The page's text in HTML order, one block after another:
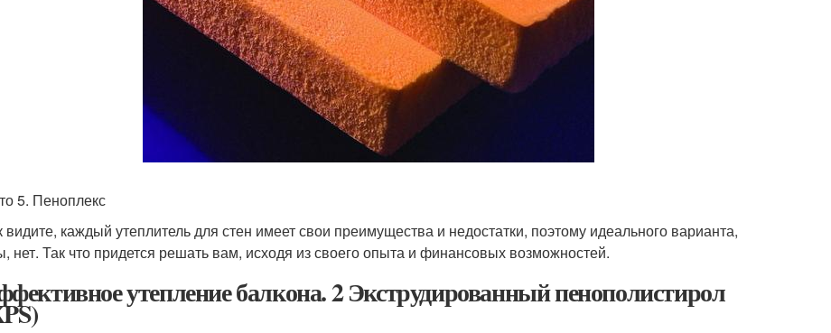
5. Пеноплекс
видите, каждый утеплитель для стен имеет свои преимущества и недостатки, поэтому идеального варианта,
нет. Так что придется решать вам, исходя из своего опыта и финансовых возможностей.
утепление балкона. 2 Экструдированный пенополистирол